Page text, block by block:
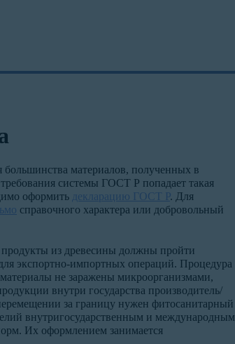
большинства материалов, полученных в
требования системы ГОСТ Р попадает такая
оформить декларацию ГОСТ Р. Для
справочного характера или добровольный
из древесины должны пройти
экспортно-импортных операций. Процедура
не заражены микроорганизмами,
внутри государства производитель/
за границу нужен фитосанитарный
внутригосударственным и международным
Их оформлением занимается